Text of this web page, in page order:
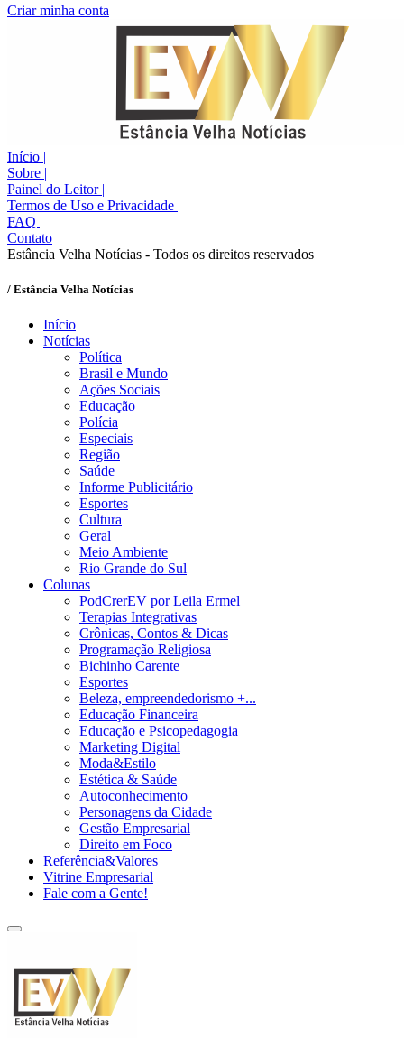
Criar minha conta
Início |
Sobre |
Painel do Leitor |
Termos de Uso e Privacidade |
FAQ |
Contato
Estância Velha Notícias - Todos os direitos reservados
/ Estância Velha Notícias
Início
Notícias
Política
Brasil e Mundo
Ações Sociais
Educação
Polícia
Especiais
Região
Saúde
Informe Publicitário
Esportes
Cultura
Geral
Meio Ambiente
Rio Grande do Sul
Colunas
PodCrerEV por Leila Ermel
Terapias Integrativas
Crônicas, Contos & Dicas
Programação Religiosa
Bichinho Carente
Esportes
Beleza, empreendedorismo +...
Educação Financeira
Educação e Psicopedagogia
Marketing Digital
Moda&Estilo
Estética & Saúde
Autoconhecimento
Personagens da Cidade
Gestão Empresarial
Direito em Foco
Referência&Valores
Vitrine Empresarial
Fale com a Gente!